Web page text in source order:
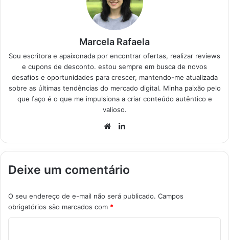
Marcela Rafaela
Sou escritora e apaixonada por encontrar ofertas, realizar reviews
e cupons de desconto. estou sempre em busca de novos
desafios e oportunidades para crescer, mantendo-me atualizada
sobre as últimas tendências do mercado digital. Minha paixão pelo
que faço é o que me impulsiona a criar conteúdo autêntico e
valioso.
Website
Deixe um comentário
O seu endereço de e-mail não será publicado. Campos
obrigatórios são marcados com *